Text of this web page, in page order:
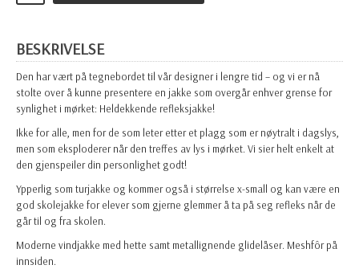
BESKRIVELSE
Den har vært på tegnebordet til vår designer i lengre tid – og vi er nå
stolte over å kunne presentere en jakke som overgår enhver grense for
synlighet i mørket: Heldekkende refleksjakke!
Ikke for alle, men for de som leter etter et plagg som er nøytralt i dagslys,
men som eksploderer når den treffes av lys i mørket. Vi sier helt enkelt at
den gjenspeiler din personlighet godt!
Ypperlig som turjakke og kommer også i størrelse x-small og kan være en
god skolejakke for elever som gjerne glemmer å ta på seg refleks når de
går til og fra skolen.
Moderne vindjakke med hette samt metallignende glidelåser. Meshfôr på
innsiden.